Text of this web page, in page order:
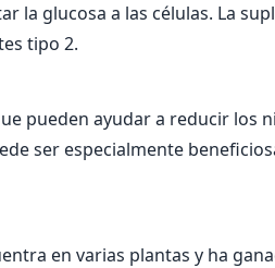
la glucosa a las células. La
tipo 2.
pueden ayudar a reducir los
ser especialmente
en varias plantas y ha